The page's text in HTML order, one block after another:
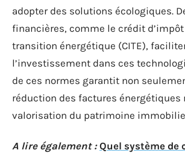
adopter des solutions écologiques.
financières, comme le crédit
transition énergétique (CITE),
l’investissement dans ces
de ces normes garantit non
réduction des factures énergétiques
valorisation du patrimoine
A lire également : Quel système de